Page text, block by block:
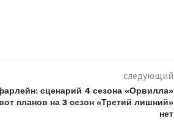
следующий
сценарий 4 сезона «Орвилла»
планов на 3 сезон «Третий лишний»
нет